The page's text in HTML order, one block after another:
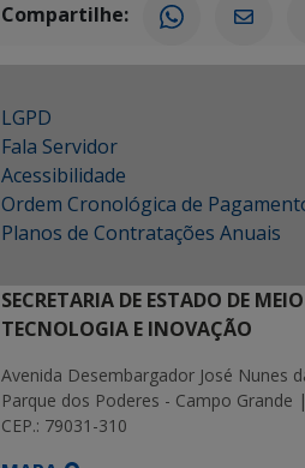
Compartilhe:
LGPD
Fala Servidor
Acessibilidade
Ordem Cronológica de
Planos de Contratações Anuais
SECRETARIA DE ESTADO DE
TECNOLOGIA E INOVAÇÃO
Avenida Desembargador José Nunes
Parque dos Poderes - Campo Grande
CEP.: 79031-310